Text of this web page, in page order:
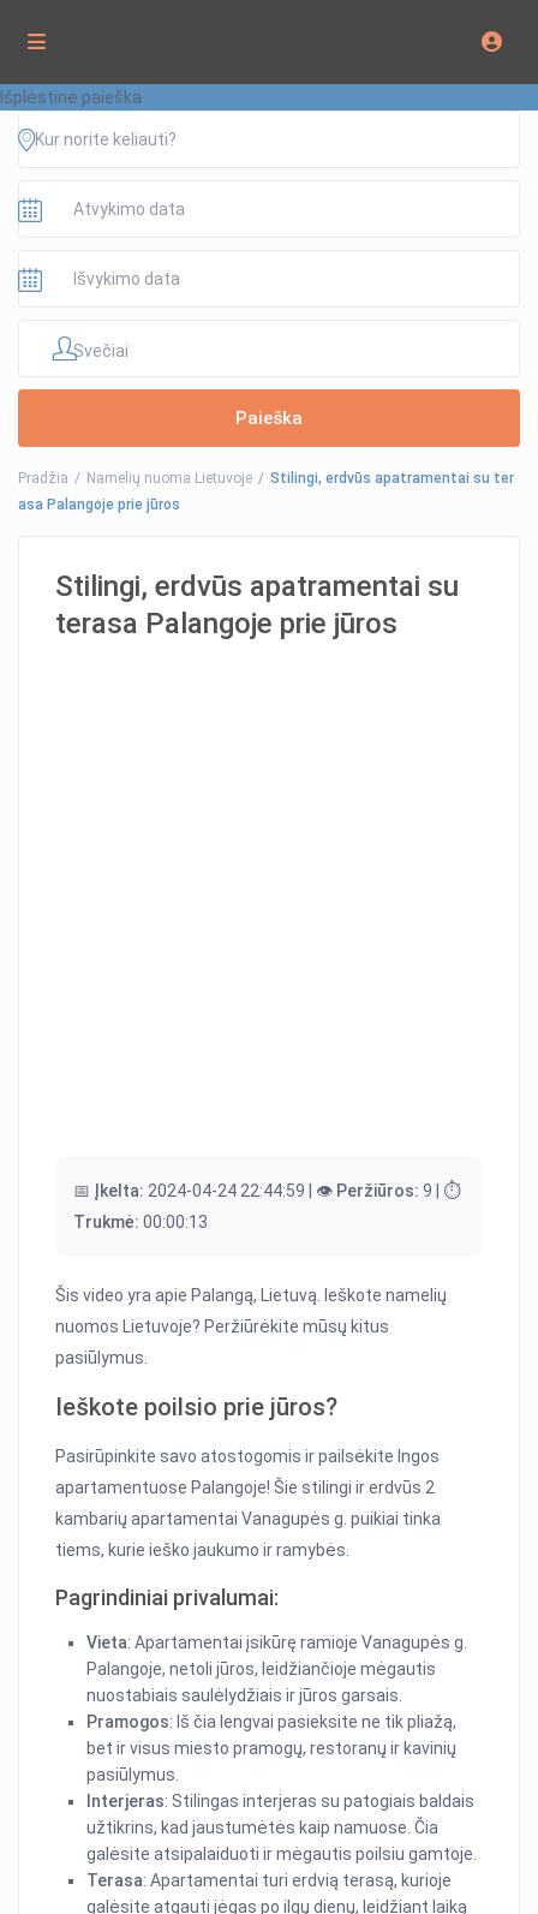
Išplėstinė paieška
Svečiai
Pradžia Namelių nuoma Lietuvoje
Stilingi, erdvūs apatramentai su ter
asa Palangoje prie jūros
Stilingi, erdvūs apatramentai su
terasa Palangoje prie jūros
📅 Įkelta: 2024-04-24 22:44:59 | 👁️ Peržiūros: 9 | ⏱️
Trukmė: 00:00:13
Šis video yra apie Palangą, Lietuvą. Ieškote namelių
nuomos Lietuvoje? Peržiūrėkite mūsų kitus
pasiūlymus.
Ieškote poilsio prie jūros?
Pasirūpinkite savo atostogomis ir pailsėkite Ingos
apartamentuose Palangoje! Šie stilingi ir erdvūs 2
kambarių apartamentai Vanagupės g. puikiai tinka
tiems, kurie ieško jaukumo ir ramybės.
Pagrindiniai privalumai:
Vieta: Apartamentai įsikūrę ramioje Vanagupės g.
Palangoje, netoli jūros, leidžiančioje mėgautis
nuostabiais saulėlydžiais ir jūros garsais.
Pramogos: Iš čia lengvai pasieksite ne tik pliažą,
bet ir visus miesto pramogų, restoranų ir kavinių
pasiūlymus.
Interjeras: Stilingas interjeras su patogiais baldais
užtikrins, kad jaustumėtės kaip namuose. Čia
galėsite atsipalaiduoti ir mėgautis poilsiu gamtoje.
Terasa: Apartamentai turi erdvią terasą, kurioje
galėsite atgauti jėgas po ilgų dienų, leidžiant laiką